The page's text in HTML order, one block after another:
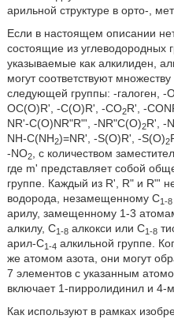
арильной структуре в орто-,
Если в настоящем описании
состоящие из углеводородных
указываемые как алкилиден,
могут соответствуют
следующей группы: -галоген, -
OC(O)R', -C(O)R', -CO2R', -
NR'-C(O)NR"R"', -NR"C(O)2R', -
NH-C(NH2)=NR', -S(O)R', -S(O)2
-NO2, с количеством
где m' представляет собой
группе. Каждый из R', R" и R"'
водорода, незамещенному C1-8
арилу, замещенному 1-3
алкилу, C1-8алкокси или C1-8
арил-C1-4 алкильной группе.
же атомом азота, они могут
7 элементов с указанным
включает 1-пирролидинил и 4-
Как используют в рамках